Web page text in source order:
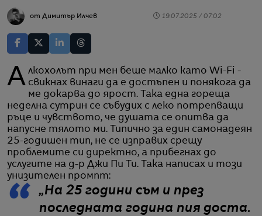
от Димитър Илчев 19.07.2025 / 07:02
Алкохолът при мен беше малко като Wi-Fi - свикнах винаги да е достъпен и понякога да
ме докарва до ярост. Така една гореща
неделна сутрин се събудих с леко потрепващи
ръце и чувството, че душата се опитва да
напусне тялото ми. Типично за един самонадеян
25-годишен тип, не се изправих срещу
проблемите си директно, а прибегнах до
услугите на д-р Джи Пи Ти. Така написах и този
унизителен промпт:
„На 25 години съм и през
последната година пия доста.